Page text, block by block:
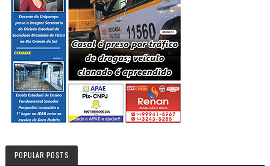
POPULAR POSTS